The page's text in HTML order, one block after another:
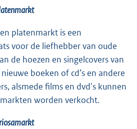
platenmarkt is een
voor de liefhebber van oude
de hoezen en singelcovers van
boeken of cd’s en andere
alsmede films en dvd's kunnen
worden verkocht.